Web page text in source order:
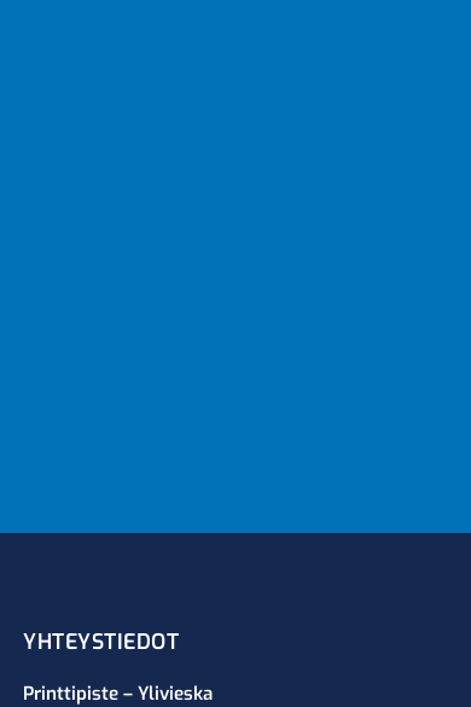
YHTEYSTIEDOT
Printtipiste – Ylivieska